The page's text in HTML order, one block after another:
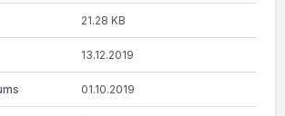
21.28 KB
13.12.2019
01.10.2019